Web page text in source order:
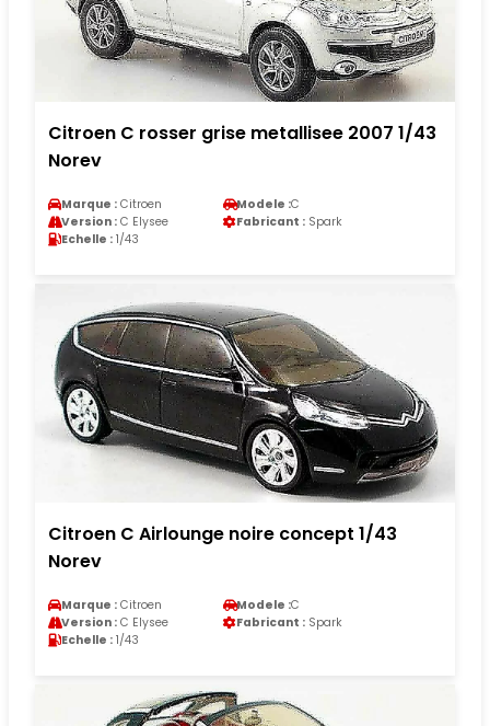
Citroen C rosser grise metallisee 2007 1/43
Norev
Marque : Citroen Modele :C
Version : C Elysee Fabricant : Spark
Echelle : 1/43
Citroen C Airlounge noire concept 1/43
Norev
Marque : Citroen Modele :C
Version : C Elysee Fabricant : Spark
Echelle : 1/43